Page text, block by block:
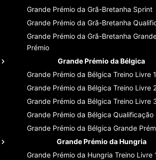
Grande Prémio da Grã-Bretanha Sprint
Grande Prémio da Grã-Bretanha
Grande Prémio da Grã-Bretanha
Prémio
Grande Prémio da Bélgica
Grande Prémio da Bélgica Treino Livre 1
Grande Prémio da Bélgica Treino Livre
Grande Prémio da Bélgica Treino Livre
Grande Prémio da Bélgica Qualificação
Grande Prémio da Bélgica Grande
Grande Prémio da Hungria
Grande Prémio da Hungria Treino Livre